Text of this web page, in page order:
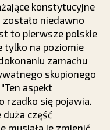
konstytucyjne
niedawno
to pierwsze polskie
tylko na poziomie
zamachu
skupionego
aspekt
rzadko się pojawia.
duża część